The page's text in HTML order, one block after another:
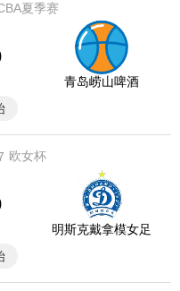
夏季赛
青岛崂山啤酒
欧女杯
明斯克戴拿模女足